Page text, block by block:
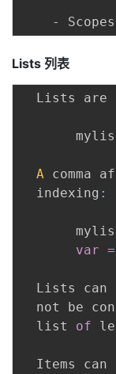
Lists 列表
Lists are
A comma
  indexing
:
var =
Lists can
not be
  list
of
Items can